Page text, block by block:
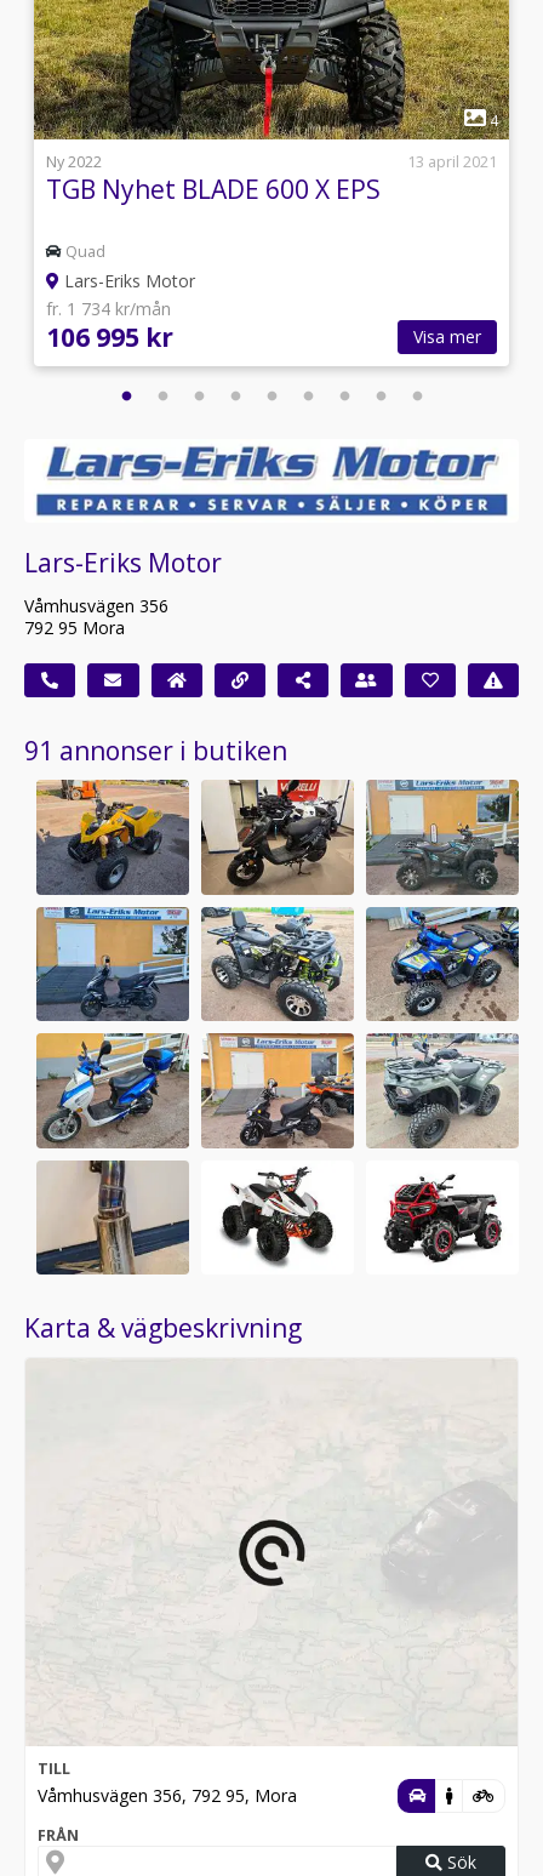
1
4
Ny 2022
13 april 2021
TGB Nyhet BLADE 600 X EPS
Quad
Lars-Eriks Motor
fr. 1 734 kr/mån
106 995 kr Visa mer
Lars-Eriks Motor
Våmhusvägen 356
792 95 Mora
91 annonser i butiken
Karta & vägbeskrivning
TILL
Våmhusvägen 356, 792 95, Mora
FRÅN
Sök